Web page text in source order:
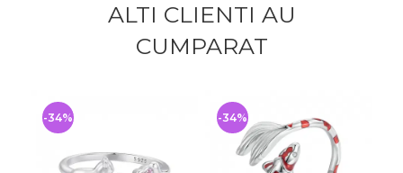
ALTI CLIENTI AU
CUMPARAT
-34% -34%